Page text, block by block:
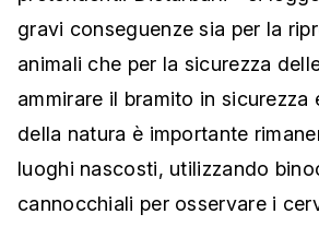
gravi conseguenze sia per la
animali che per la sicurezza
ammirare il bramito in sicurezza
della natura è importante
luoghi nascosti, utilizzando
cannocchiali per osservare i